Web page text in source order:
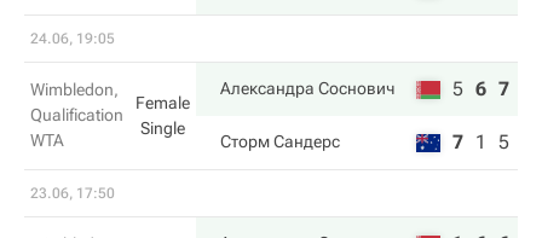
24.06, 19:05
Wimbledon,
Qualification
WTA
Female
Single
Александра Соснович 5 6 7
Сторм Сандерс 7 1 5
23.06, 17:50